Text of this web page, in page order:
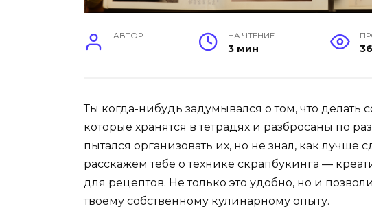
АВТОР НА ЧТЕНИЕ
3 мин
Ты когда-нибудь задумывался о том, что
которые хранятся в тетрадях и разбросаны по
пытался организовать их, но не знал, как лучше
расскажем тебе о технике скрапбукинга —
для рецептов. Не только это удобно, но и
твоему собственному кулинарному опыту.